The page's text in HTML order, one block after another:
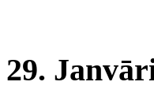
29.